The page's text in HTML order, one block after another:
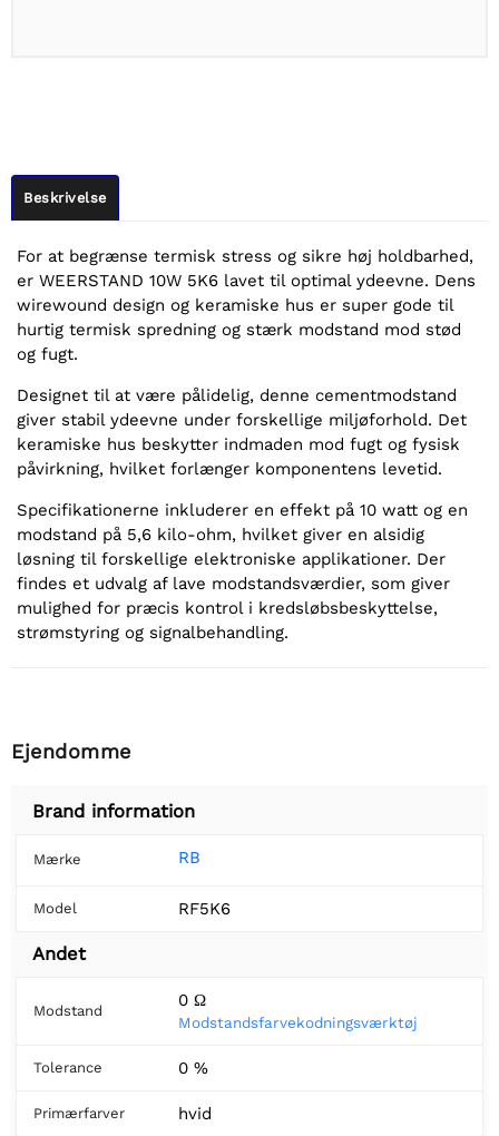
Beskrivelse
For at begrænse termisk stress og sikre høj holdbarhed,
er WEERSTAND 10W 5K6 lavet til optimal ydeevne. Dens
wirewound design og keramiske hus er super gode til
hurtig termisk spredning og stærk modstand mod stød
og fugt.
Designet til at være pålidelig, denne cementmodstand
giver stabil ydeevne under forskellige miljøforhold. Det
keramiske hus beskytter indmaden mod fugt og fysisk
påvirkning, hvilket forlænger komponentens levetid.
Specifikationerne inkluderer en effekt på 10 watt og en
modstand på 5,6 kilo-ohm, hvilket giver en alsidig
løsning til forskellige elektroniske applikationer. Der
findes et udvalg af lave modstandsværdier, som giver
mulighed for præcis kontrol i kredsløbsbeskyttelse,
strømstyring og signalbehandling.
Ejendomme
Brand information
Mærke RB
Model RF5K6
Andet
Modstand
0 Ω
Modstandsfarvekodningsværktøj
Tolerance 0 %
Primærfarver hvid